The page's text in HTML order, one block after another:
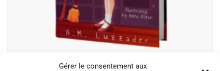
Gérer le consentement aux